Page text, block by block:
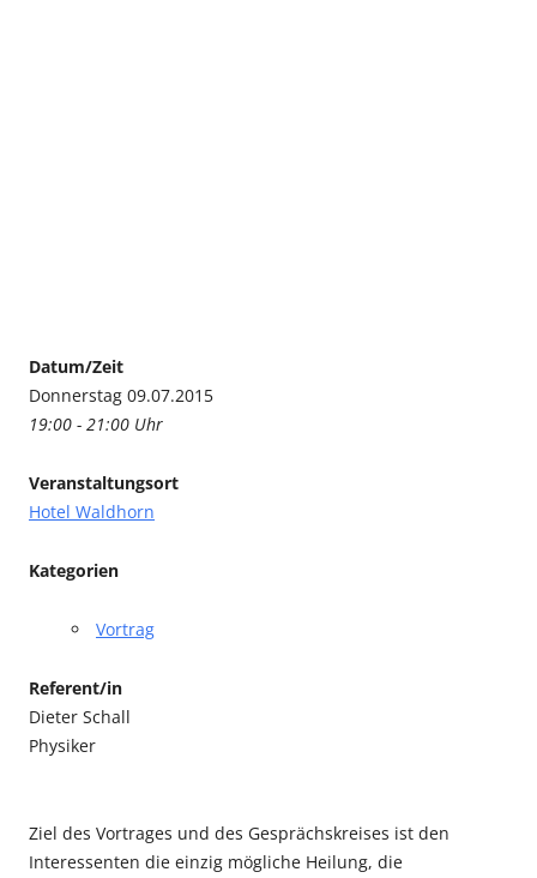
Datum/Zeit
Donnerstag 09.07.2015
19:00 - 21:00 Uhr
Veranstaltungsort
Hotel Waldhorn
Kategorien
Vortrag
Referent/in
Dieter Schall
Physiker
Ziel des Vortrages und des Gesprächskreises ist den
Interessenten die einzig mögliche Heilung, die